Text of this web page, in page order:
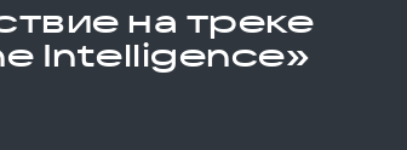
на треке
Intelligence»